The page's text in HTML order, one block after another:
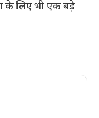
के लिए भी एक बड़े